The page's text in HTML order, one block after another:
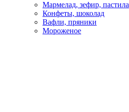
Мармелад, зефир, пастила
Конфеты, шоколад
Вафли, пряники
Мороженое